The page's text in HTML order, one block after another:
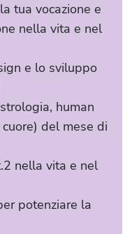
tua vocazione e
nella vita e nel
e lo sviluppo
human
del mese di
nella vita e nel
potenziare la